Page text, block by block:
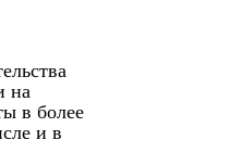
на
в более
и в